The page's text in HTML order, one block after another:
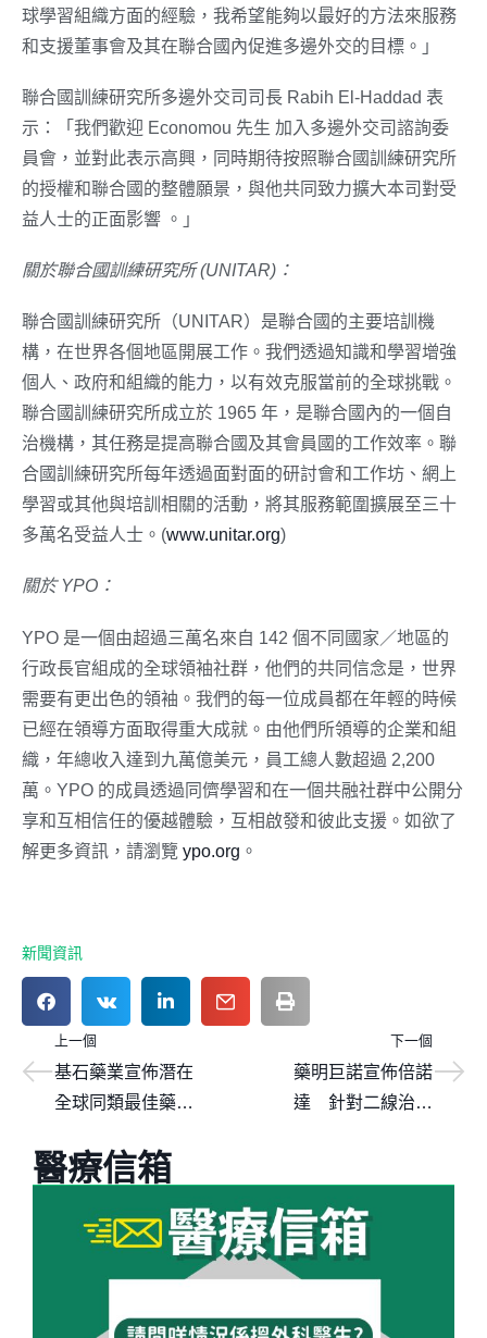
球學習組織方面的經驗，我希望能夠以最好的方法來服務
和支援董事會及其在聯合國內促進多邊外交的目標。」
聯合國訓練研究所多邊外交司司長 Rabih El-Haddad 表
示：「我們歡迎 Economou 先生 加入多邊外交司諮詢委
員會，並對此表示高興，同時期待按照聯合國訓練研究所
的授權和聯合國的整體願景，與他共同致力擴大本司對受
益人士的正面影響 。」
關於聯合國訓練研究所(UNITAR) ：
聯合國訓練研究所（UNITAR）是聯合國的主要培訓機
構，在世界各個地區開展工作。我們透過知識和學習增強
個人、政府和組織的能力，以有效克服當前的全球挑戰。
聯合國訓練研究所成立於 1965 年，是聯合國內的一個自
治機構，其任務是提高聯合國及其會員國的工作效率。聯
合國訓練研究所每年透過面對面的研討會和工作坊、網上
學習或其他與培訓相關的活動，將其服務範圍擴展至三十
多萬名受益人士。(www.unitar.org)
關於YPO ：
YPO 是一個由超過三萬名來自 142 個不同國家／地區的
行政長官組成的全球領袖社群，他們的共同信念是，世界
需要有更出色的領袖。我們的每一位成員都在年輕的時候
已經在領導方面取得重大成就。由他們所領導的企業和組
織，年總收入達到九萬億美元，員工總人數超過 2,200
萬。YPO 的成員透過同儕學習和在一個共融社群中公開分
享和互相信任的優越體驗，互相啟發和彼此支援。如欲了
解更多資訊，請瀏覽 ypo.org 。
新聞資訊
上一個
基石藥業宣佈潛在
全球同類最佳藥物
ADC）I期臨床在美
下一個
藥明巨諾宣佈倍諾
達®針對二線治療
醫療信箱